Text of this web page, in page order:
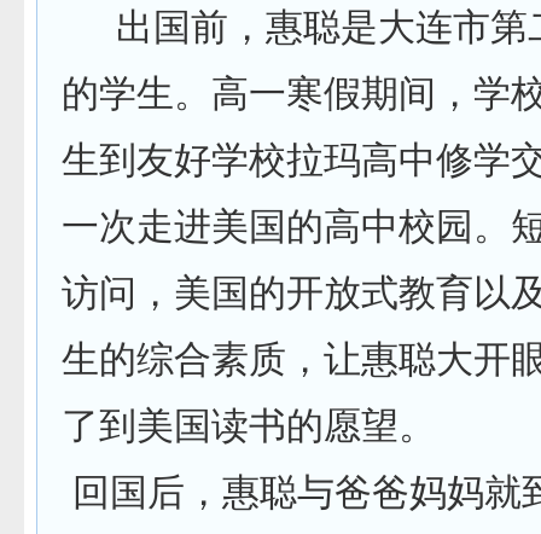
出国前，惠聪是大连市第
的学生。高一寒假期间，学
生到友好学校拉玛高中修学
一次走进美国的高中校园。
访问，美国的开放式教育以
生的综合素质，让惠聪大开
了到美国读书的愿望。
回国后，惠聪与爸爸妈妈就